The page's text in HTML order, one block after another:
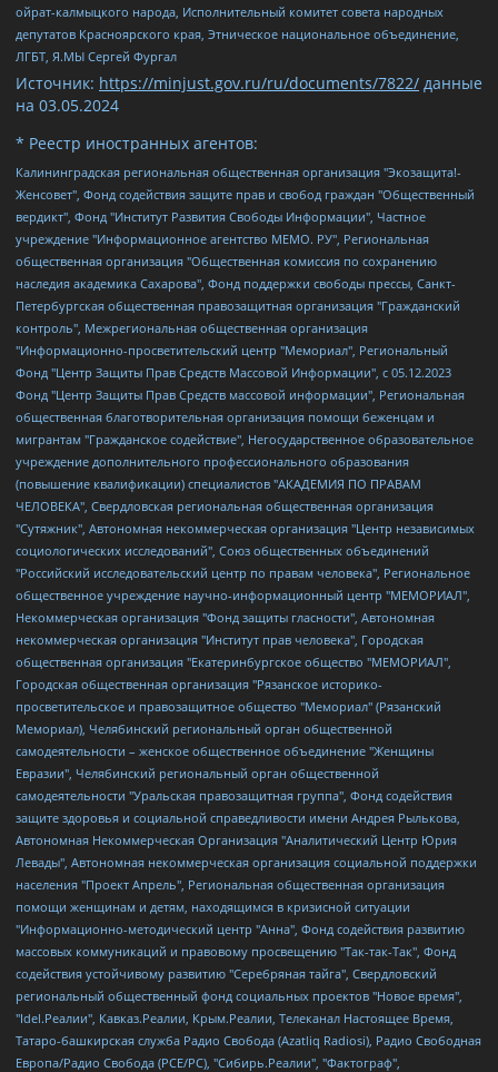
ойрат-калмыцкого народа, Исполнительный комитет совета народных
депутатов Красноярского края, Этническое национальное объединение,
ЛГБТ, Я.МЫ Сергей Фургал
Источник: https://minjust.gov.ru/ru/documents/7822/ данные
на 03.05.2024
* Реестр иностранных агентов:
Калининградская региональная общественная организация "Экозащита!-Женсовет", Фонд содействия защите прав и свобод граждан "Общественный вердикт", Фонд "Институт Развития Свободы Информации", Частное учреждение "Информационное агентство МЕМО. РУ", Региональная общественная организация "Общественная комиссия по сохранению наследия академика Сахарова", Фонд поддержки свободы прессы, Санкт-Петербургская общественная правозащитная организация "Гражданский контроль", Межрегиональная общественная организация "Информационно-просветительский центр "Мемориал", Региональный Фонд "Центр Защиты Прав Средств Массовой Информации", с 05.12.2023 Фонд "Центр Защиты Прав Средств массовой информации", Региональная общественная благотворительная организация помощи беженцам и мигрантам "Гражданское содействие", Негосударственное образовательное учреждение дополнительного профессионального образования (повышение квалификации) специалистов "АКАДЕМИЯ ПО ПРАВАМ ЧЕЛОВЕКА", Свердловская региональная общественная организация "Сутяжник", Автономная некоммерческая организация "Центр независимых социологических исследований", Союз общественных объединений "Российский исследовательский центр по правам человека", Региональное общественное учреждение научно-информационный центр "МЕМОРИАЛ", Некоммерческая организация "Фонд защиты гласности", Автономная некоммерческая организация "Институт прав человека", Городская общественная организация "Екатеринбургское общество "МЕМОРИАЛ", Городская общественная организация "Рязанское историко-просветительское и правозащитное общество "Мемориал" (Рязанский Мемориал), Челябинский региональный орган общественной самодеятельности – женское общественное объединение "Женщины Евразии", Челябинский региональный орган общественной самодеятельности "Уральская правозащитная группа", Фонд содействия защите здоровья и социальной справедливости имени Андрея Рылькова, Автономная Некоммерческая Организация "Аналитический Центр Юрия Левады", Автономная некоммерческая организация социальной поддержки населения "Проект Апрель", Региональная общественная организация помощи женщинам и детям, находящимся в кризисной ситуации "Информационно-методический центр "Анна", Фонд содействия развитию массовых коммуникаций и правовому просвещению "Так-так-Так", Фонд содействия устойчивому развитию "Серебряная тайга", Свердловский региональный общественный фонд социальных проектов "Новое время", "Idel.Реалии", Кавказ.Реалии, Крым.Реалии, Телеканал Настоящее Время, Татаро-башкирская служба Радио Свобода (Azatliq Radiosi), Радио Свободная Европа/Радио Свобода (PCE/PC), "Сибирь.Реалии", "Фактограф", Благотворительный фонд помощи осужденным и их семьям, Автономная некоммерческая организация "Институт глобализации и социальных движений", Фонд "В защиту прав заключенных", Частное учреждение "Центр поддержки и содействия развитию средств массовой информации", Пензенский региональный общественный благотворительный фонд "Гражданский союз", "Север.Реалии", Некоммерческая организация Фонд "Правовая инициатива", Общество с ограниченной ответственностью "Радио Свободная Европа/Радио Свобода", Чешское информационное агентство "MEDIUM-ORIENT", Красноярская региональная общественная организация "Мы против СПИДа", Камалягин Денис Николаевич, Маркелов Сергей Евгеньевич, Пономарев Лев Александрович, Савицкая Людмила Алексеевна, Автономная некоммерческая организация "Центр по работе с проблемой насилия "НАСИЛИЮ.НЕТ", Межрегиональный профессиональный союз работников здравоохранения "Альянс врачей", Юридическое лицо, зарегистрированное в Латвийской Республике, SIA "Medusa Project" (регистрационный номер 40103797863, дата регистрации 10.06.2014), Некоммерческая организация "Фонд по борьбе с коррупцией", Автономная некоммерческая организация "Институт права и публичной политики", Баданин Роман Сергеевич, Гликин Максим Александрович, Железнова Мария Михайловна, Лукьянова Юлия Сергеевна, Маетная Елизавета Витальевна, Маняхин Петр Борисович, Чуракова Ольга Владимировна, Ярош Юлия Петровна, Юридическое лицо "The Insider SIA", зарегистрированное в Риге, Латвийская Республика (дата регистрации 26.06.2015), являющееся администратором доменного имени интернет-издания "The Insider SIA", https://theins.ru, Постернак Алексей Евгеньевич, Рубин Михаил Аркадьевич, Анин Роман Александрович, Юридическое лицо Istories fonds, зарегистрированное в Латвийской Республике (регистрационный номер 50008295751, дата регистрации 24.02.2020), Великовский Дмитрий Александрович, Долинина Ирина Николаевна, Мароховская Алеся Алексеевна, Шлейнов Роман Юрьевич, Шмагун Олеся Валентиновна, Общество с ограниченной ответственностью "Альтаир 2021", Общество с ограниченной ответственностью "Вега 2021", Общество с ограниченной ответственностью "Главный редактор 2021", Общество с ограниченной ответственностью "Ромашки монолит", Важенков Артем Валерьевич, Ивановская областная общественная организация "Центр гендерных исследований", Гурман Юрий Альбертович, Медиапроект "ОВД-Инфо", Егоров Владимир Владимирович, Жилинский Владимир Александрович, Общество с ограниченной ответственностью "ЗП", Иванова София Юрьевна, Карезина Инна Павловна, Кильтау Екатерина Викторовна, Петров Алексей Викторович, Пискунов Сергей Евгеньевич, Смирнов Сергей Сергеевич, Тихонов Михаил Сергеевич, Общество с ограниченной ответственностью "ЖУРНАЛИСТ-ИНОСТРАННЫЙ АГЕНТ", Арапова Галина Юрьевна, Вольтская Татьяна Анатольевна, Американская компания "Mason G.E.S. Anonymous Foundation" (США), являющаяся владельцем интернет-издания https://mnews.world/, Компания "Stichting Bellingcat", зарегистрированная в Нидерландах (дата регистрации 11.07.2018), Захаров Андрей Вячеславович, Клепиковская Екатерина Дмитриевна, Общество с ограниченной ответственностью "МЕМО", Перл Роман Александрович, Симонов Евгений Алексеевич, Соловьева Елена Анатольевна, Сотников Даниил Владимирович, Сурначева Елизавета Дмитриевна, Автономная некоммерческая организация по защите прав человека и информированию населения "Якутия – Наше Мнение", Общество с ограниченной ответственностью "Москоу диджитал медиа", с 26.01.2023 Общество с ограниченной ответственностью "Чайка Белые сады", Ветошкина Валерия Валерьевна, Заговора Максим Александрович, Межрегиональное общественное движение "Российская ЛГБТ - сеть", Оленичев Максим Владимирович, Павлов Иван Юрьевич, Скворцова Елена Сергеевна, Общество с ограниченной ответственностью "Как бы инагент", Кочетков Игорь Викторович, Общество с ограниченной ответственностью "Честные выборы", Еланчик Олег Александрович, Общество с ограниченной ответственностью "Нобелевский призыв", Гималова Регина Эмилевна, Григорьев Андрей Валерьевич, Григорьева Алина Александровна, Ассоциация по содействию защите прав призывников, альтернативнослужащих и военнослужащих "Правозащитная группа "Гражданин.Армия.Право", Хисамова Регина Фаритовна, Автономная некоммерческая организация по реализации социально-правовых программ "Лилит", Дальневосточное общественное движение "Маяк", Санкт-Петербургская ЛГБТ-инициативная группа "Выход", Инициативная группа ЛГБТ+ "Реверс", Алексеев Андрей Викторович, Бекбулатова Таисия Львовна, Беляев Иван Михайлович, Владыкина Елена Сергеевна, Гельман Марат Александрович, Никульшина Вероника Юрьевна, Толоконникова Надежда Андреевна, Шендерович Виктор Анатольевич, Общество с ограниченной ответственностью "Данное сообщение", Общество с ограниченной ответственностью Издательский дом "Новая глава", Айнбиндер Александра Александровна, Московский комьюнити-центр для ЛГБТ+инициатив, Благотворительный фонд развития филантропии, Deutsche Welle (Германия, Kurt-Schumacher-Strasse 3, 53113 Bonn), Борзунова Мария Михайловна, Воробьев Виктор Викторович, Голубева Анна Львовна, Константинова Алла Михайловна, Малкова Ирина Владимировна, Мурадов Мурад Абдулгалимович, Осетинская Елизавета Николаевна, Понасенков Евгений Николаевич, Ганапольский Матвей Юрьевич, Киселев Евгений Алексеевич, Борухович Ирина Григорьевна, Дремин Иван Тимофеевич, Дубровский Дмитрий Викторович, Красноярская региональная общественная организация поддержки и развития альтернативных образовательных технологий и межкультурных коммуникаций "ИНТЕРРА", Маяковская Екатерина Алексеевна, Фейгин Марк Захарович, Филимонов Андрей Викторович, Дзугкоева Регина Николаевна, Доброхотов Роман Александрович, Дудь Юрий Александрович, Елкин Сергей Владимирович, Кругликов Кирилл Игоревич, Сабунаева Мария Леонидовна, Семенов Алексей Владимирович, Шаинян Карен Багратович, Шульман Екатерина Михайловна, Асафьев Артур Валерьевич, Вахштайн Виктор Семенович, Венедиктов Алексей Алексеевич, Лушникова Екатерина Евгеньевна, Волков Леонид Михайлович, Невзоров Александр Глебович, Пархоменко Сергей Борисович, Сироткин Ярослав Николаевич, Кара-Мурза Владимир Владимирович, Баранова Наталья Владимировна, Гозман Леонид Яковлевич, Кагарлицкий Борис Юльевич, Климарев Михаил Валерьевич, Милов Владимир Станиславович, Автономная некоммерческая организация Краснодарский центр современного искусства "Типография", Моргенштерн Алишер Тагирович, Соболь Любовь Эдуардовна, Общество с ограниченной ответственностью "ЛИЗА НОРМ", Каспаров Гарри Кимович, Ходорковский Михаил Борисович, Общество с ограниченной ответственностью "Апрельские тезисы", Данилович Ирина Брониславовна, Кашин Олег Владимирович, Петров Николай Владимирович, Пивоваров Алексей Владимирович, Соколов Михаил Владимирович, Цветкова Юлия Владимировна, Чичваркин Евгений Александрович, Комитет против пыток/Команда против пыток, Общество с ограниченной ответственностью "Первый научный", Общество с ограниченной ответственностью "Вертолет и ко", Белоцерковская Вероника Борисовна, Кац Максим Евгеньевич, Лазарева Татьяна Юрьевна, Шаведдинов Руслан Табризович, Яшин Илья Валерьевич, Общество с ограниченной ответственностью "Иноагент ААВ", Алешковский Дмитрий Петрович, Альбац Евгения Марковна, Быков Дмитрий Львович, Галямина Юлия Евгеньевна, Лойко Сергей Леонидович, Мартынов Кирилл Константинович, Медведев Сергей Александрович, Крашенинников Федор Геннадиевич, Гордеева Катерина Вл